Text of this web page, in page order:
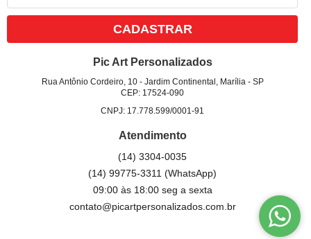
CADASTRAR
Pic Art Personalizados
Rua Antônio Cordeiro, 10- Jardim Continental, Marília - SP
CEP: 17524-090
CNPJ: 17.778.599/0001-91
Atendimento
(14) 3304-0035
(14) 99775-3311(WhatsApp)
09:00 às 18:00 seg a sexta
contato@picartpersonalizados.com.br